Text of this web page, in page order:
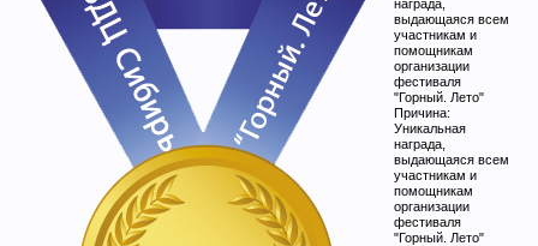
награда,
выдающаяся всем
участникам и
помощникам
организации
фестиваля
"Горный. Лето"
Причина:
Уникальная
награда,
выдающаяся всем
участникам и
помощникам
организации
фестиваля
"Горный. Лето"